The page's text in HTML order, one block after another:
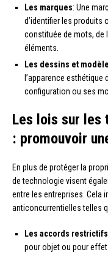
Les marques: Une
d’identifier les produits
constituée de mots, de
éléments.
Les dessins et
l’apparence esthétique
configuration ou ses
Les lois sur les
: promouvoir
En plus de protéger la
de technologie visent
entre les entreprises. Cela
anticoncurrentielles telles
Les accords restrictifs
pour objet ou pour